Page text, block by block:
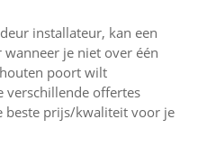
installateur, kan een
je niet over één
poort wilt
verschillende offertes
beste prijs/kwaliteit voor je